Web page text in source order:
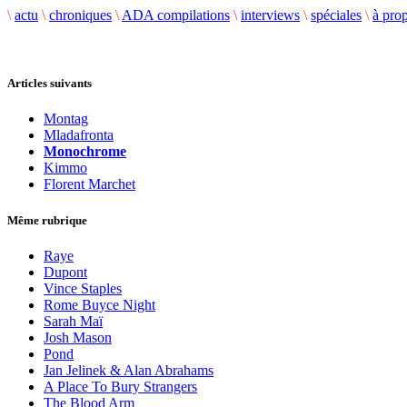
\ actu \ chroniques \ ADA compilations \ interviews \ spéciales \ à
Articles suivants
Montag
Mladafronta
Monochrome
Kimmo
Florent Marchet
Même rubrique
Raye
Dupont
Vince Staples
Rome Buyce Night
Sarah Maï
Josh Mason
Pond
Jan Jelinek & Alan Abrahams
A Place To Bury Strangers
The Blood Arm